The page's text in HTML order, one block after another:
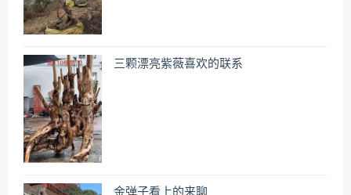
三颗漂亮紫薇喜欢的联系
金弹子看上的来聊